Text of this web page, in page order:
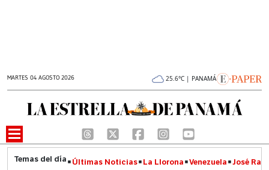
MARTES 04 AGOSTO 2026 25.6°C | PANAMÁ
Últimas Noticias La Llorona Venezuela José